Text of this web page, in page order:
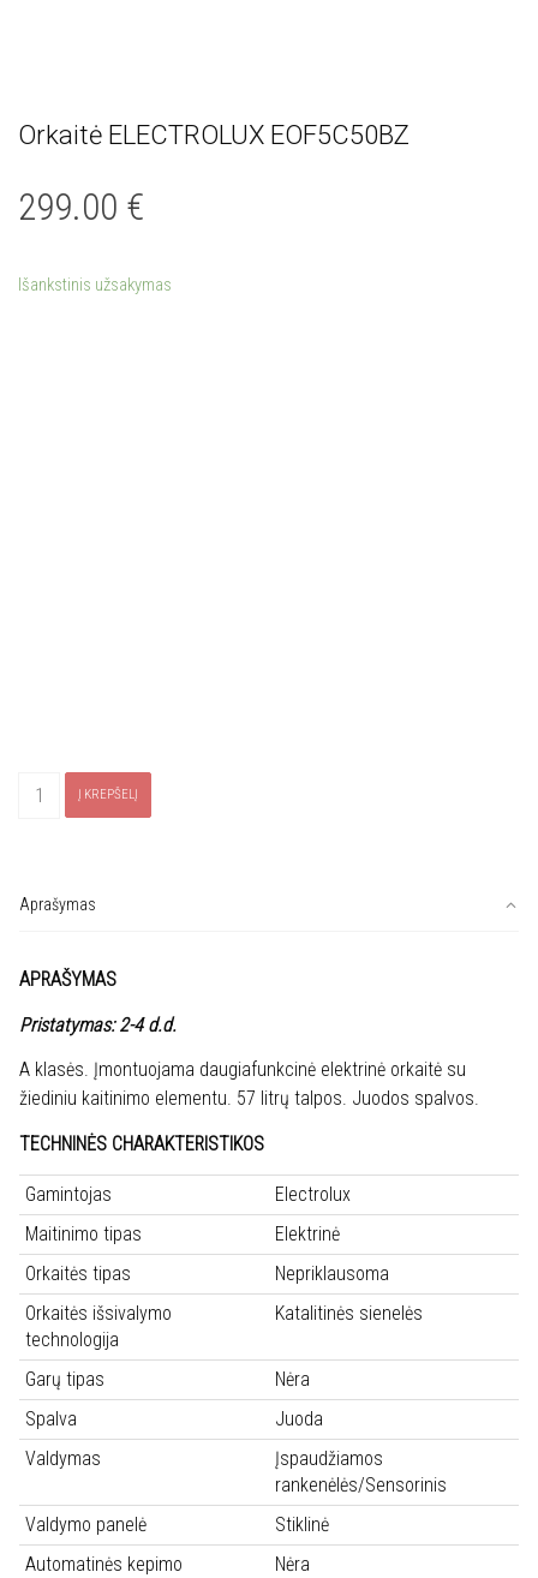
Orkaitė ELECTROLUX EOF5C50BZ
299.00 €
Išankstinis užsakymas
produkto
EOF5C50BZ
Į KREPŠELĮ
Aprašymas
APRAŠYMAS
Pristatymas: 2-4 d.d.
A klasės. Įmontuojama daugiafunkcinė elektrinė orkaitė su
žiediniu kaitinimo elementu. 57 litrų talpos. Juodos spalvos.
TECHNINĖS CHARAKTERISTIKOS
Gamintojas
Electrolux
Maitinimo tipas
Elektrinė
Orkaitės tipas
Nepriklausoma
Orkaitės išsivalymo
technologija
Katalitinės sienelės
Garų tipas
Nėra
Spalva
Juoda
Valdymas
Įspaudžiamos
rankenėlės/Sensorinis
Valdymo panelė
Stiklinė
Automatinės kepimo
Nėra